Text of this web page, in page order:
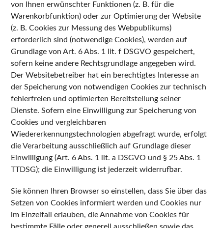
von Ihnen erwünschter Funktionen (z. B. für die
Warenkorbfunktion) oder zur Optimierung der Website
(z. B. Cookies zur Messung des Webpublikums)
erforderlich sind (notwendige Cookies), werden auf
Grundlage von Art. 6 Abs. 1 lit. f DSGVO gespeichert,
sofern keine andere Rechtsgrundlage angegeben wird.
Der Websitebetreiber hat ein berechtigtes Interesse an
der Speicherung von notwendigen Cookies zur technisch
fehlerfreien und optimierten Bereitstellung seiner
Dienste. Sofern eine Einwilligung zur Speicherung von
Cookies und vergleichbaren
Wiedererkennungstechnologien abgefragt wurde, erfolgt
die Verarbeitung ausschließlich auf Grundlage dieser
Einwilligung (Art. 6 Abs. 1 lit. a DSGVO und § 25 Abs. 1
TTDSG); die Einwilligung ist jederzeit widerrufbar.
Sie können Ihren Browser so einstellen, dass Sie über das
Setzen von Cookies informiert werden und Cookies nur
im Einzelfall erlauben, die Annahme von Cookies für